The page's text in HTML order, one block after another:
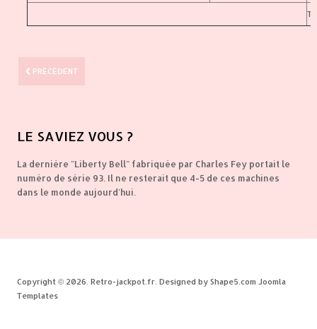
PRÉCÉDENT
LE SAVIEZ VOUS ?
La dernière "Liberty Bell" fabriquée par Charles Fey portait le
numéro de série 93. Il ne resterait que 4-5 de ces machines
dans le monde aujourd'hui.
Copyright © 2026. Retro-jackpot.fr. Designed by Shape5.com Joomla
Templates